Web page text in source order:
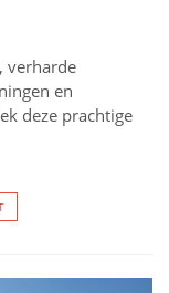
verharde
en
deze prachtige